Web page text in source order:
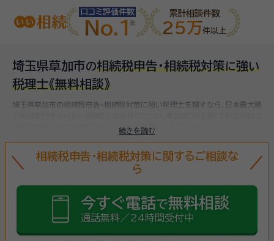
口コミ評価件数
No.1
累計相談件数
25万件以上
埼玉県草加市の相続税申告・相続税対策に強い
税理士《無料相談》
続きを読む
埼玉県草加市の相続税申告・相続税対策に強い税理士を探すなら、日本最大級
相続税申告・相続税対策に強い税理士をお探しいただけます。
相続税申告・相続税対策に関するご相談な
ら
今すぐ電話で無料相談
通話無料／24時間受付中